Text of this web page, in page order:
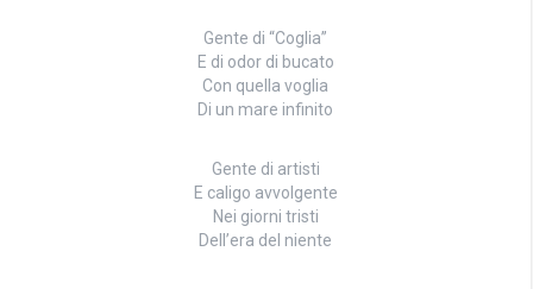
Gente di “Coglia”
E di odor di bucato
Con quella voglia
Di un mare infinito
Gente di artisti
E caligo avvolgente
Nei giorni tristi
Dell’era del niente